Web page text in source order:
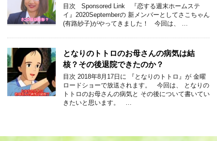
目次 Sponsored Link 『恋する週末ホームステ
イ』2020Septemberの 新メンバーとしてさこちゃん
(有路紗子)がやってきました！ 今回は、 …
となりのトトロのお母さんの病気は結
核？その後退院できたのか？
目次 2018年8月17日に 『となりのトトロ』が 金曜
ロードショーで放送されます。 今回は、 となりの
トトロのお母さんの病気と その後について書いてい
きたいと思います。 …